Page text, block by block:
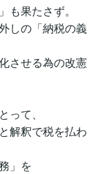
も果たさず。
しの「納税の義
させる為の改憲
て、
解釈で税を払わ
」を